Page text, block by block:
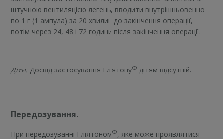
штучною вентиляцією легень, вводити внутрішньовенно
по 1 г (1 ампула) за 20 хвилин до закінчення операції,
потім через 24, 48 і 72 години після закінчення операції.
Діти. Досвід застосування Гліятону® дітям відсутній.
Передозування.
При передозуванні Гліятоном®, яке може проявлятися